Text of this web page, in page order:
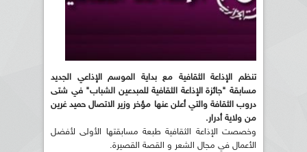
تنظم الإذاعة الثقافية مع بداية الموسم الإذاعي الجديد
مسابقة "جائزة الإذاعة الثقافية للمبدعين الشباب" في شتى
دروب الثقافة والتي أعلن عنها مؤخر وزير الاتصال حميد غرين
من ولاية أدرار.
وخصصت الإذاعة الثقافية طبعة مسابقتها الأولى لأفضل
الأعمال في مجال الشعر و القصة القصيرة.